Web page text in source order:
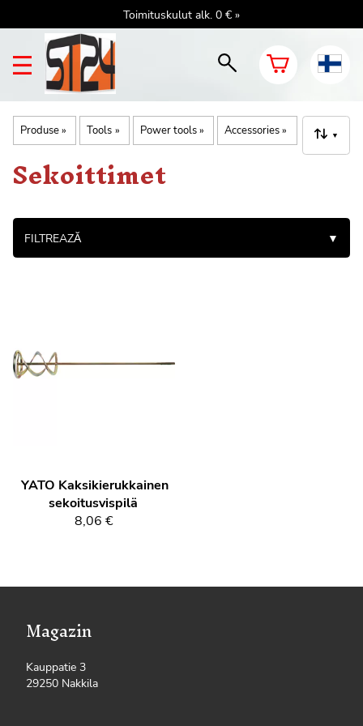
Toimituskulut alk. 0 € »
Produse‪» Tools ‪» Power tools‪» Accessories‪» ▼
Sekoittimet
FILTREAZĂ ▼
YATO Kaksikierukkainen
sekoitusvispilä
8,06 €
Magazin
Kauppatie 3
29250 Nakkila